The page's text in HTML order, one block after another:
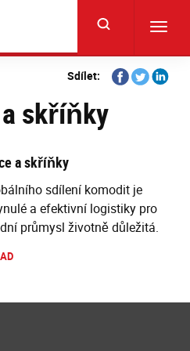
Sdílet:
Share
on
Share
on
Share
skříňky
a skříňky
sdílení komodit je
a efektivní logistiky pro
průmysl životně důležitá.